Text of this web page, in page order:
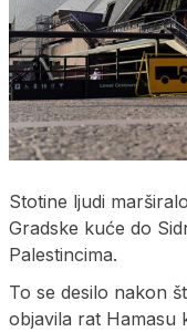
Stotine ljudi
Gradske kuće do
Palestincima.
To se desilo nakon
objavila rat Hamasu